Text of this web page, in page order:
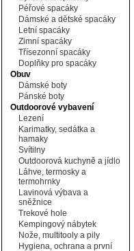
Péřové spacáky
Dámské a dětské spacáky
Letní spacáky
Zimní spacáky
Třísezonní spacáky
Doplňky pro spacáky
Obuv
Dámské boty
Pánské boty
Outdoorové vybavení
Lezení
Karimatky, sedátka a
hamaky
Svítilny
Outdoorová kuchyně a jídlo
Láhve, termosky a
termohrnky
Lavinová výbava a
sněžnice
Trekové hole
Kempingový nábytek
Nože, multitooly a pily
Hygiena, ochrana a první